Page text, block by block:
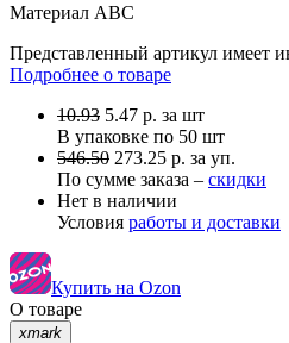
Материал АВС
Представленный артикул имеет
Подробнее о товаре
10.93 5.47 р. за шт
В упаковке по 50 шт
546.50 273.25 р. за уп.
По сумме заказа – скидки
Нет в наличии
Условия работы и доставки
Купить на Ozon
О товаре
xmark